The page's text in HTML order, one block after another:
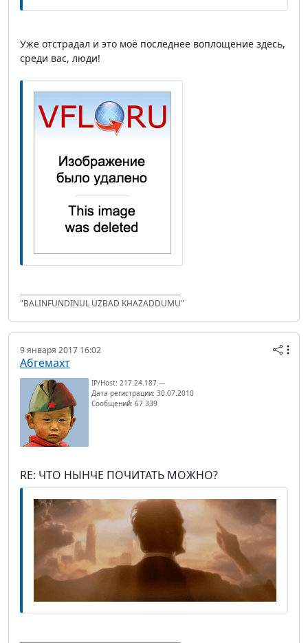
Уже отстрадал и это моё последнее воплощение здесь,
среди вас, люди!
"BALINFUNDINUL UZBAD KHAZADDUMU"
9 января 2017 16:02
Абгемахт
IP/Host: 217.24.187.---
Дата регистрации: 30.07.2010
Сообщений: 67 339
RE: ЧТО НЫНЧЕ ПОЧИТАТЬ МОЖНО?